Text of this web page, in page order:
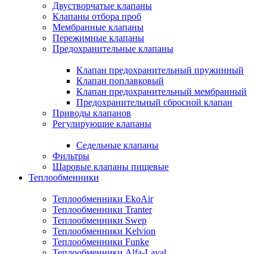
Двустворчатые клапаны
Клапаны отбора проб
Мембранные клапаны
Пережимные клапаны
Предохранительные клапаны
Клапан предохранительный пружинный
Клапан поплавковый
Клапан предохранительный мембранный
Предохранительный сбросной клапан
Приводы клапанов
Регулирующие клапаны
Седельные клапаны
Фильтры
Шаровые клапаны пищевые
Теплообменники
Теплообменники EkoAir
Теплообменники Tranter
Теплообменники Swep
Теплообменники Kelvion
Теплообменники Funke